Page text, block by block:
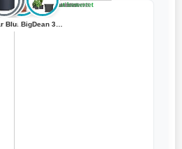
Teuer, gut bewertet
Teuer, schlecht bewertet
Preiswert, gut bewertet
Preiswert, schlecht bewertet
Plastard Blumen...
Plastard Blumen...
Plastard Überto...
Tymar Pflanzküb...
Tymar Blumentop...